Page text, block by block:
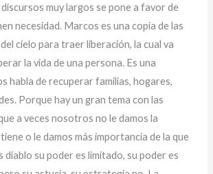
muy largos se pone a favor de
necesidad. Marcos es una copia de las
cielo para traer liberación, la cual va
la vida de una persona. Es una
habla de recuperar familias, hogares,
Porque hay un gran tema con las
a veces nosotros no le damos la
o le damos más importancia de la que
diablo su poder es limitado, su poder es